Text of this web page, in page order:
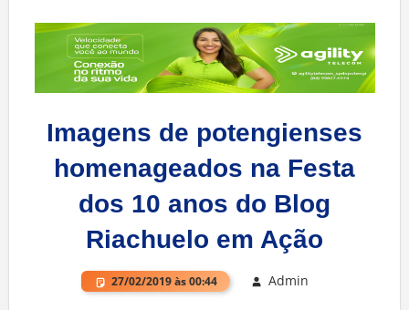
Imagens de potengienses
homenageados na Festa
dos 10 anos do Blog
Riachuelo em Ação
27/02/2019 às 00:44 Admin